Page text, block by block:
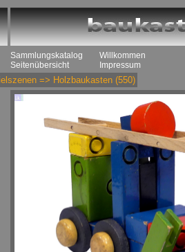
Sammlungskatalog
Seitenübersicht
Willkommen
Impressum
=> Holzbaukasten (550)